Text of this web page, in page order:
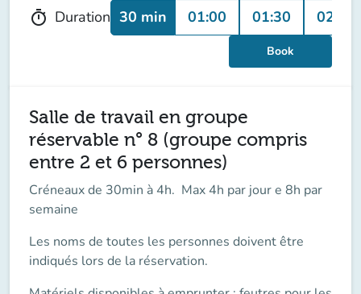
timer Duration 30 min 01:00 01:30 02:00
Book
Salle de travail en groupe
réservable n° 8 (groupe compris
entre 2 et 6 personnes)
Créneaux de 30min à 4h. Max 4h par jour e 8h par
semaine
Les noms de toutes les personnes doivent être
indiqués lors de la réservation.